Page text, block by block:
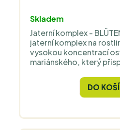
Skladem
Jaterní komplex -
jaterní komplex na
vysokou koncentrací
mariánského, který
metabolismu tuků díky
DO